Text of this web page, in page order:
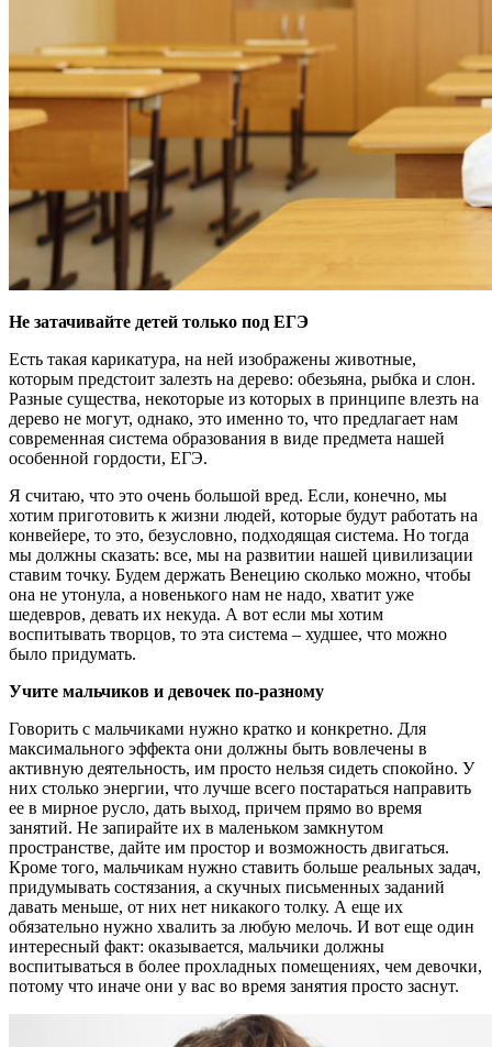
Не затачивайте детей только под ЕГЭ
Есть такая карикатура, на ней изображены животные,
которым предстоит залезть на дерево: обезьяна, рыбка и слон.
Разные существа, некоторые из которых в принципе влезть на
дерево не могут, однако, это именно то, что предлагает нам
современная система образования в виде предмета нашей
особенной гордости, ЕГЭ.
Я считаю, что это очень большой вред. Если, конечно, мы
хотим приготовить к жизни людей, которые будут работать на
конвейере, то это, безусловно, подходящая система. Но тогда
мы должны сказать: все, мы на развитии нашей цивилизации
ставим точку. Будем держать Венецию сколько можно, чтобы
она не утонула, а новенького нам не надо, хватит уже
шедевров, девать их некуда. А вот если мы хотим
воспитывать творцов, то эта система – худшее, что можно
было придумать.
Учите мальчиков и девочек по-разному
Говорить с мальчиками нужно кратко и конкретно. Для
максимального эффекта они должны быть вовлечены в
активную деятельность, им просто нельзя сидеть спокойно. У
них столько энергии, что лучше всего постараться направить
ее в мирное русло, дать выход, причем прямо во время
занятий. Не запирайте их в маленьком замкнутом
пространстве, дайте им простор и возможность двигаться.
Кроме того, мальчикам нужно ставить больше реальных задач,
придумывать состязания, а скучных письменных заданий
давать меньше, от них нет никакого толку. А еще их
обязательно нужно хвалить за любую мелочь. И вот еще один
интересный факт: оказывается, мальчики должны
воспитываться в более прохладных помещениях, чем девочки,
потому что иначе они у вас во время занятия просто заснут.